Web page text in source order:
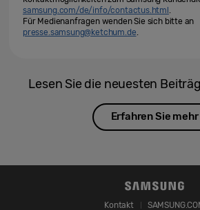
samsung.com/de/info/contactus.html.
Für Medienanfragen wenden Sie sich bitte an
presse.samsung@ketchum.de.
Lesen Sie die neuesten
Erfahren Sie mehr
Kontakt